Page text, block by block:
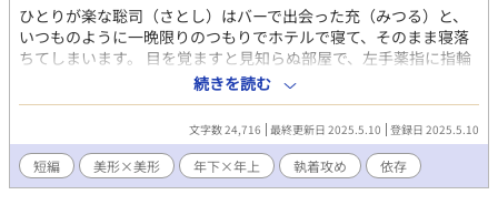
ひとりが楽な聡司（さとし）はバーで出会った充（みつる）と、
いつものように一晩限りのつもりでホテルで寝て、そのまま寝落
ちてしまいます。 目を覚ますと見知らぬ部屋で、左手薬指に指輪
が…。 ＊＊ 散歩中に写真を撮った花を調べたら「ツルニチニチソ
ウ」という名前で、花言葉や、自然に枯れる事はまずない、とい
うような事が書かれているのを読んで、色々な意味を込めて表紙
に使いました 外部サイトでも同作品を投稿しています。
続きを読む
文字数 24,716 最終更新日 2025.5.10 登録日 2025.5.10
短編 美形×美形 年下×年上 執着攻め 依存